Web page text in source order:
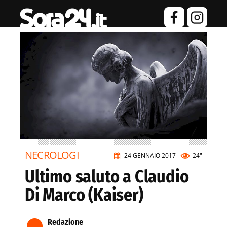
24 GENNAIO 2017 24"
NECROLOGI
Ultimo saluto a Claudio
Di Marco (Kaiser)
Redazione